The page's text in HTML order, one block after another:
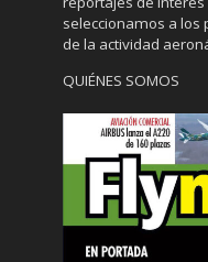
seleccionamos a
de la actividad
QUIÉNES SOMOS